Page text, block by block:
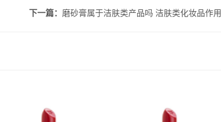
下一篇： 磨砂膏属于洁肤类产品吗 洁肤类化妆品作用
甜食会长痘吗 吃甜食对
fresh馥蕾诗修女面霜怎么